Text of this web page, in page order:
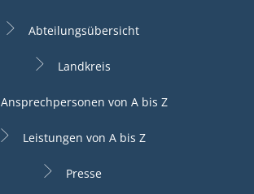
Abteilungsübersicht
Landkreis
Ansprechpersonen von A bis Z
Leistungen von A bis Z
Presse